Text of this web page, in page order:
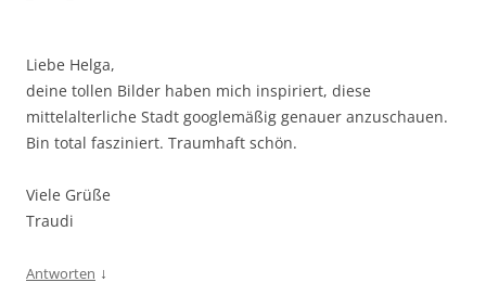
Liebe Helga,
deine tollen Bilder haben mich inspiriert, diese
mittelalterliche Stadt googlemäßig genauer anzuschauen.
Bin total fasziniert. Traumhaft schön.
Viele Grüße
Traudi
Antworten ↓